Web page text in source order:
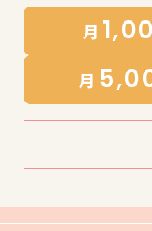
月
月